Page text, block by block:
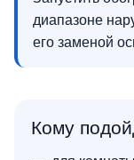
диапазоне
его заменой
Кому